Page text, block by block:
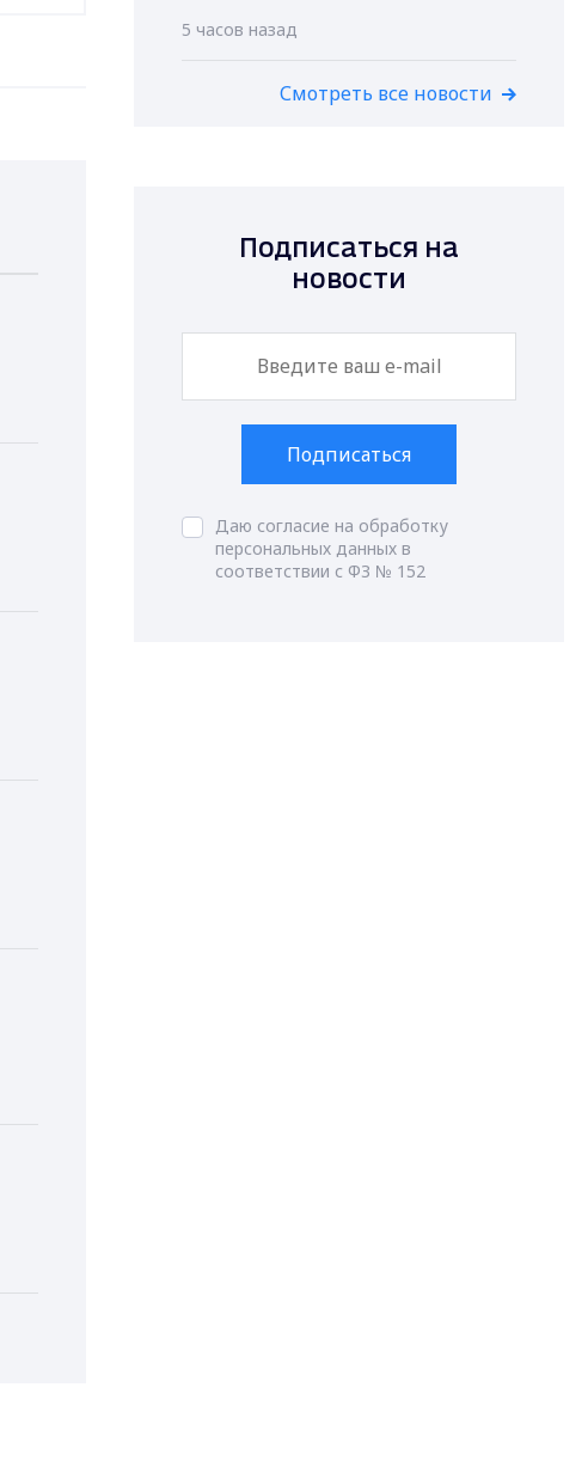
5 часов назад
Смотреть все новости
Подписаться на
новости
Подписаться
Даю согласие на обработку
персональных данных в
соответствии с ФЗ № 152